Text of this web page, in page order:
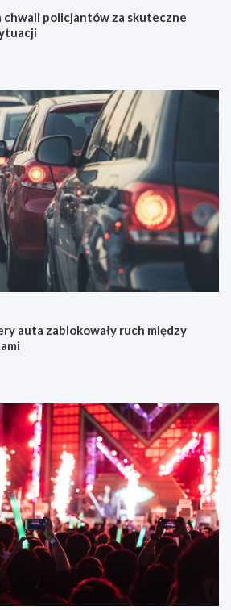
chwali policjantów za skuteczne
auta zablokowały ruch między